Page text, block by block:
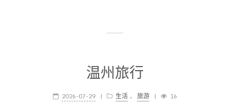
温州旅行
2026-07-29 生活 ， 旅游
16